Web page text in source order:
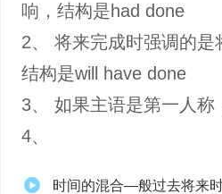
响，结构是had done
2、 将来完成时强调的
结构是will have done
3、 如果主语是第一人
4、
时间的混合—般过去将来